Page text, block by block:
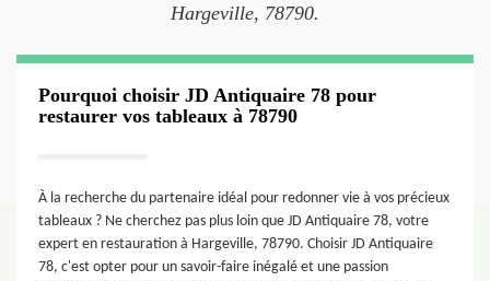
Hargeville, 78790.
Pourquoi choisir JD Antiquaire 78 pour
restaurer vos tableaux à 78790
À la recherche du partenaire idéal pour redonner vie à vos précieux
tableaux ? Ne cherchez pas plus loin que JD Antiquaire 78, votre
expert en restauration à Hargeville, 78790. Choisir JD Antiquaire
78, c'est opter pour un savoir-faire inégalé et une passion